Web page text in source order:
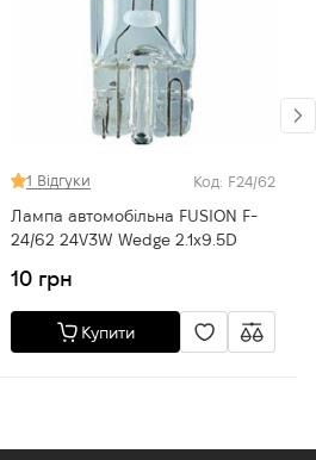
1 Відгуки Код: F24/62
Лампа автомобільна FUSION F-
24/62 24V3W Wedge 2.1x9.5D
10 грн
Купити